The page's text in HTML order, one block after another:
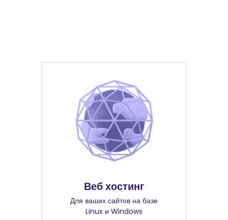
Веб хостинг
Для ваших сайтов на базе
Linux и Windows